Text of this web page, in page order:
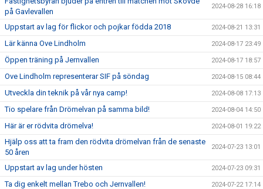
på Gavlevallen
2024-08-28 16:18
Uppstart av lag för flickor och pojkar födda 2018 2024-08-21 13:31
Lär känna Ove Lindholm 2024-08-17 23:49
Öppen träning på Jernvallen 2024-08-17 18:57
Ove Lindholm representerar SIF på söndag 2024-08-15 08:44
Utveckla din teknik på vår nya camp! 2024-08-08 17:13
Tio spelare från Drömelvan på samma bild! 2024-08-04 14:50
Här är er rödvita drömelva! 2024-08-01 19:22
Hjälp oss att ta fram den rödvita drömelvan från de senaste
50 åren
2024-07-23 13:01
Uppstart av lag under hösten 2024-07-23 09:31
Ta dig enkelt mellan Trebo och Jernvallen! 2024-07-22 17:14